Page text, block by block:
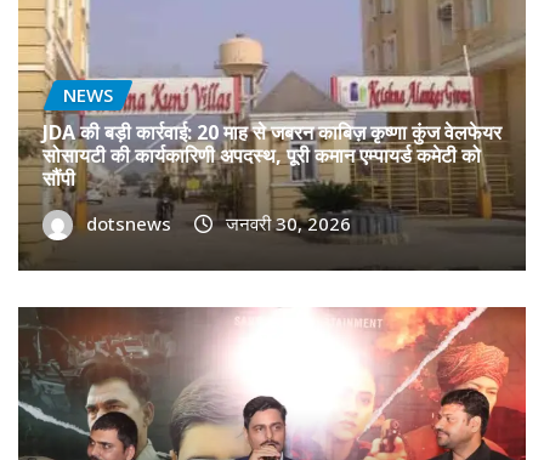
NEWS
JDA की बड़ी कार्रवाई: 20 माह से जबरन काबिज़ कृष्णा कुंज वेलफेयर
सोसायटी की कार्यकारिणी अपदस्थ, पूरी कमान एम्पायर्ड कमेटी को
सौंपी
dotsnews जनवरी 30, 2026